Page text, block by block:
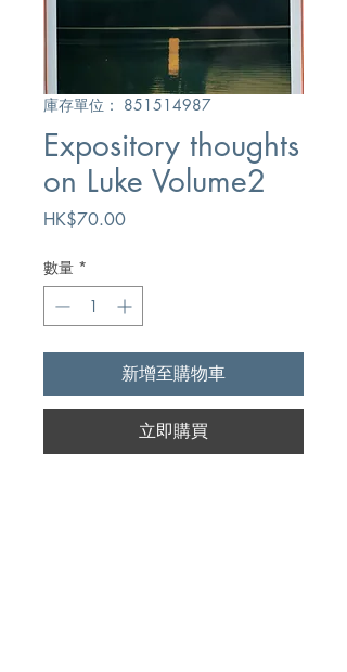
庫存單位： 851514987
Expository thoughts
on Luke Volume2
HK$70.00價
數量 *
新增至購物車
立即購買